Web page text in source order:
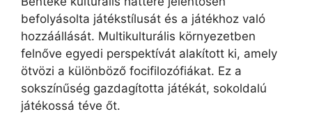
befolyásolta játékstílusát és a játékhoz való
hozzáállását. Multikulturális környezetben
felnőve egyedi perspektívát alakított ki, amely
ötvözi a különböző focifilozófiákat. Ez a
sokszínűség gazdagította játékát, sokoldalú
játékossá téve őt.